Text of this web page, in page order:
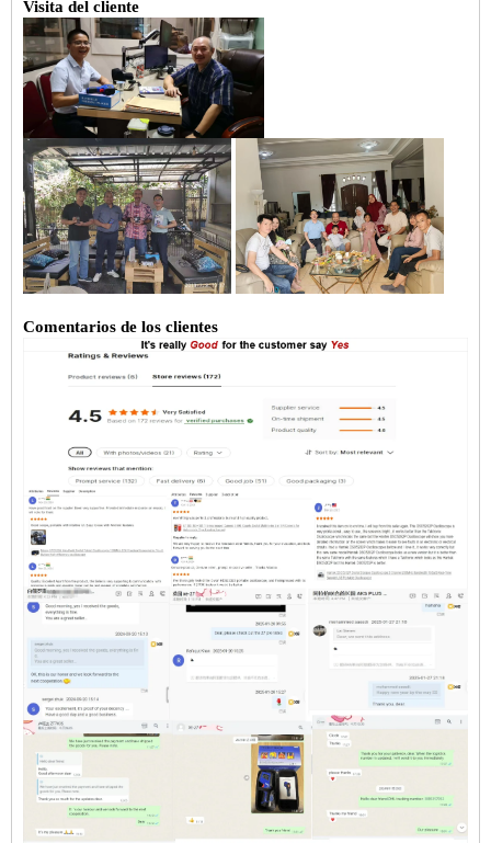
Visita del cliente
Comentarios de los clientes